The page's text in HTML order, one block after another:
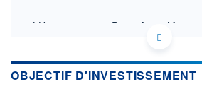
LU2581455347 - Pictet Asset
OPCVM DERNIER COURS CONNU AU
OBJECTIF D'INVESTISSEMENT